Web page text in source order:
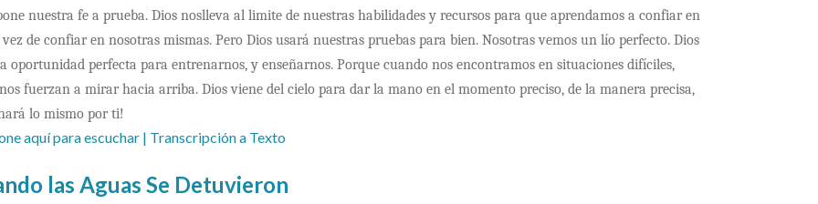
nuestra fe a prueba. Dios noslleva al limite de nuestras habilidades y recursos para que aprendamos a confiar en
vez de confiar en nosotras mismas. Pero Dios usará nuestras pruebas para bien. Nosotras vemos un lío perfecto. Dios
oportunidad perfecta para entrenarnos, y enseñarnos. Porque cuando nos encontramos en situaciones difíciles,
fuerzan a mirar hacia arriba. Dios viene del cielo para dar la mano en el momento preciso, de la manera precisa,
lo mismo por ti!
aquí para escuchar | Transcripción a Texto
las Aguas Se Detuvieron